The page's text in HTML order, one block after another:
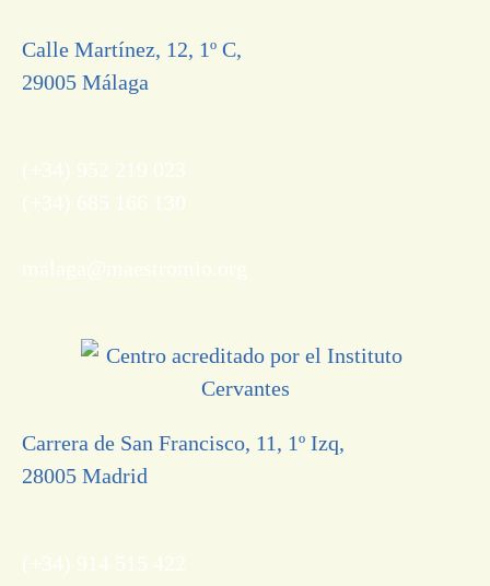
Calle Martínez, 12, 1º C,
29005 Málaga
Carrera de San Francisco, 11, 1º Izq,
28005 Madrid